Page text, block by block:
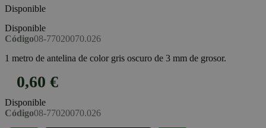
Disponible
Disponible
Código08-77020070.026
1 metro de antelina de color gris oscuro de 3 mm de grosor.
0,60 €
Disponible
Código08-77020070.026